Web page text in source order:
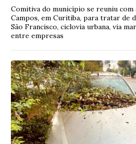
Comitiva do município se reuniu com
Campos, em Curitiba, para tratar de
São Francisco, ciclovia urbana, via
entre empresas